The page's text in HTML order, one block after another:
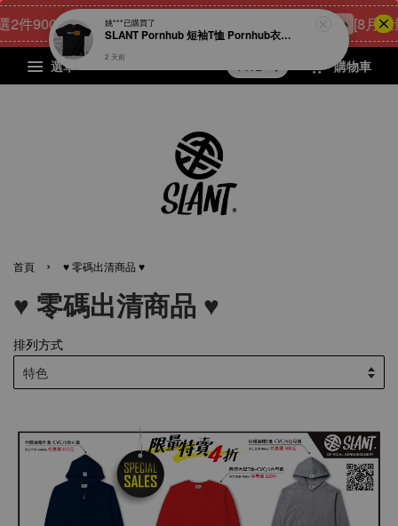
900元 點我 立即購 [8月限量
選單 購物車
首頁 › ♥ 零碼出清商品 ♥
♥ 零碼出清商品 ♥
排列方式
姚***已購買了
SLANT Pornhub 短袖T恤 Pornhub衣服 宅男專屬T恤 成人T恤 男人的T恤 很78的T恤 男人幫 限量出品
2 天前